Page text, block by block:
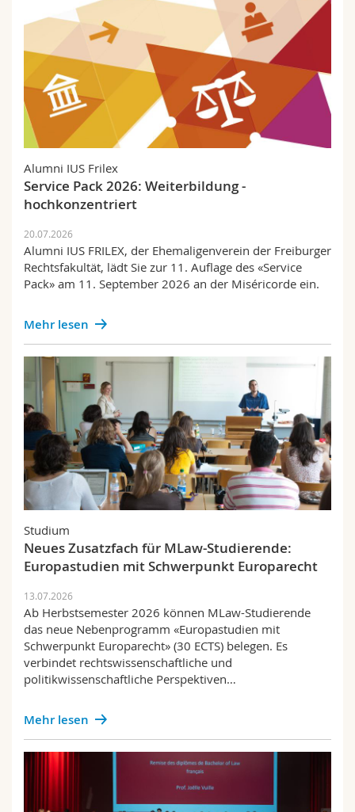
Alumni IUS Frilex
Service Pack 2026: Weiterbildung -
hochkonzentriert
20.07.2026
Alumni IUS FRILEX, der Ehemaligenverein der Freiburger
Rechtsfakultät, lädt Sie zur 11. Auflage des «Service
Pack» am 11. September 2026 an der Miséricorde ein.
Mehr lesen
Studium
Neues Zusatzfach für MLaw-Studierende:
Europastudien mit Schwerpunkt Europarecht
13.07.2026
Ab Herbstsemester 2026 können MLaw-Studierende
das neue Nebenprogramm «Europastudien mit
Schwerpunkt Europarecht» (30 ECTS) belegen. Es
verbindet rechtswissenschaftliche und
politikwissenschaftliche Perspektiven…
Mehr lesen